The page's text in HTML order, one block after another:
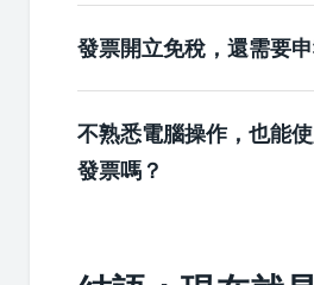
發票開立免稅，還需要
不熟悉電腦操作，也能
發票嗎？